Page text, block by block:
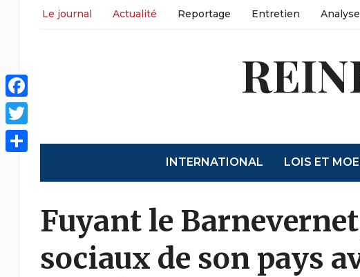
Le journal Actualité Reportage Entretien Analyse
INTERNATIONAL LOIS ET
Fuyant le
sociaux de son pays
Facebook
Twitter